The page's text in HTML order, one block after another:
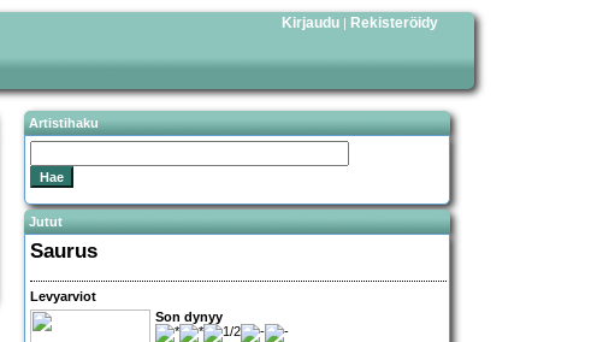
Kirjaudu | Rekisteröidy
Artistihaku
Jutut
Saurus
Levyarviot
Son dynyy